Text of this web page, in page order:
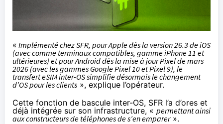
« Implémenté chez SFR, pour Apple dès la version 26.3 de iOS
(avec comme terminaux compatibles, gamme iPhone 11 et
ultérieures) et pour Android dès la mise à jour Pixel de mars
2026 (avec les gammes Google Pixel 10 et Pixel 9), le
transfert eSIM inter-OS simplifie désormais le changement
d’OS pour les clients », explique l’opérateur.
Cette fonction de bascule inter-OS, SFR l’a d’ores et
déjà intégrée sur son infrastructure, « permettant ainsi
aux constructeurs de téléphones de s’en emparer».